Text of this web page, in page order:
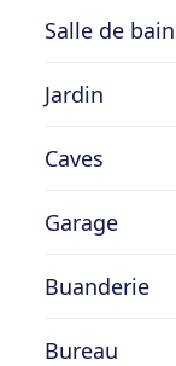
; jardin
ytong ; 3 wc
deux pièces
Salle de
Jardin
Caves
Garage
Buanderie
Bureau